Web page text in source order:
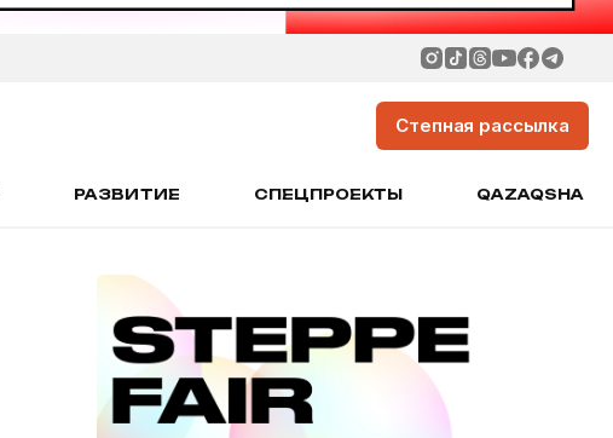
Степная рассылка
РАЗВИТИЕ СПЕЦПРОЕКТЫ QAZAQSHA